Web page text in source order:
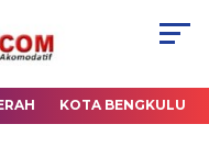
KOTA BENGKULU